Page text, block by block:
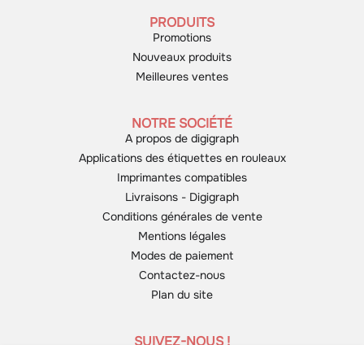
PRODUITS
Promotions
Nouveaux produits
Meilleures ventes
NOTRE SOCIÉTÉ
A propos de digigraph
Applications des étiquettes en rouleaux
Imprimantes compatibles
Livraisons - Digigraph
Conditions générales de vente
Mentions légales
Modes de paiement
Contactez-nous
Plan du site
SUIVEZ-NOUS !